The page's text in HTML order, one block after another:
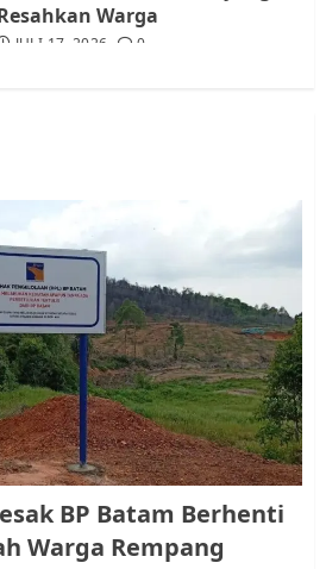
Warga
JULI 17, 2026 0
Batam Tegaskan RT dan
bukan Petugas Pendataan
Pemungutan Pajak
AGUSTUS 1, 2026 0
Kader Pajak jadi Penghubung
Pemerintah dan Masyarakat di
RT/RW
BP Batam Berhenti
Warga Rempang